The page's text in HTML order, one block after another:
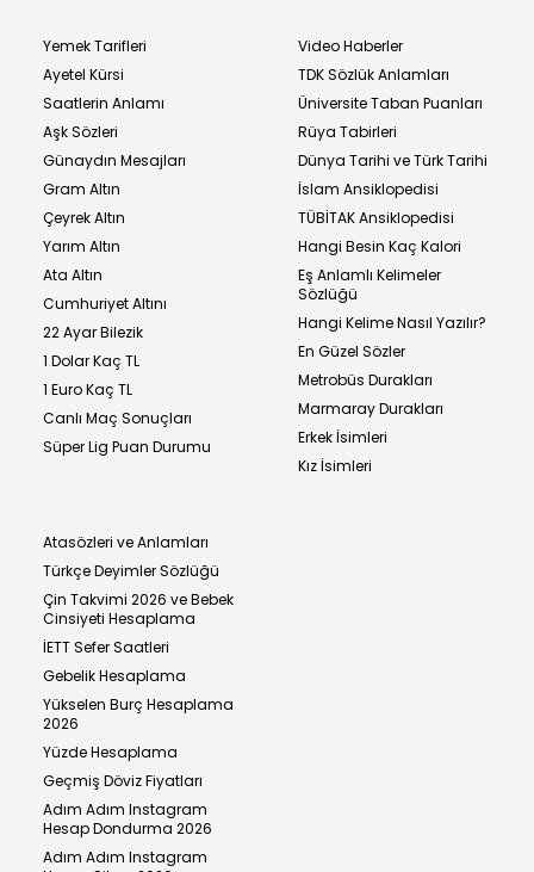
Yemek Tarifleri
Ayetel Kürsi
Saatlerin Anlamı
Aşk Sözleri
Günaydın Mesajları
Gram Altın
Çeyrek Altın
Yarım Altın
Ata Altın
Cumhuriyet Altını
22 Ayar Bilezik
1 Dolar Kaç TL
1 Euro Kaç TL
Canlı Maç Sonuçları
Süper Lig Puan Durumu
Video Haberler
TDK Sözlük Anlamları
Üniversite Taban Puanları
Rüya Tabirleri
Dünya Tarihi ve Türk Tarihi
İslam Ansiklopedisi
TÜBİTAK Ansiklopedisi
Hangi Besin Kaç Kalori
Eş Anlamlı Kelimeler
Sözlüğü
Hangi Kelime Nasıl Yazılır?
En Güzel Sözler
Metrobüs Durakları
Marmaray Durakları
Erkek İsimleri
Kız İsimleri
Atasözleri ve Anlamları
Türkçe Deyimler Sözlüğü
Çin Takvimi 2026 ve Bebek
Cinsiyeti Hesaplama
İETT Sefer Saatleri
Gebelik Hesaplama
Yükselen Burç Hesaplama
2026
Yüzde Hesaplama
Geçmiş Döviz Fiyatları
Adım Adım Instagram
Hesap Dondurma 2026
Adım Adım Instagram